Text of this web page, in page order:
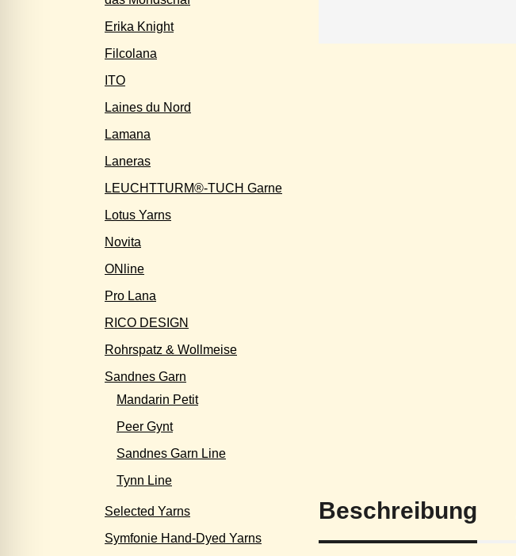
Beschreibung
Erika Knight
Filcolana
ITO
Laines du Nord
Lamana
Laneras
LEUCHTTURM®-TUCH Garne
Lotus Yarns
Novita
ONline
Pro Lana
RICO DESIGN
Rohrspatz & Wollmeise
Sandnes Garn
Mandarin Petit
Peer Gynt
Sandnes Garn Line
Tynn Line
Selected Yarns
Symfonie Hand-Dyed Yarns